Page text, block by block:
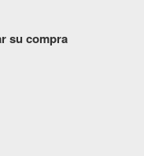
su compra